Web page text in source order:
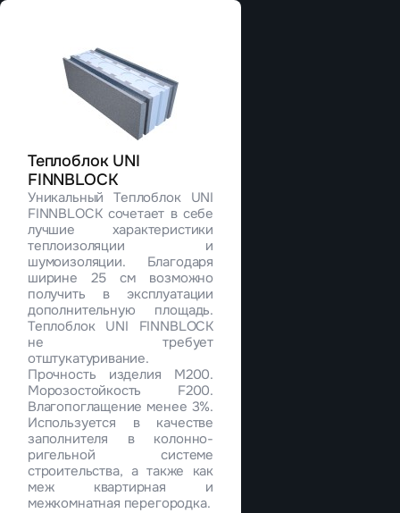
Теплоблок UNI
FINNBLOCK
Уникальный Теплоблок UNI
FINNBLOCK сочетает в себе
лучшие характеристики
теплоизоляции и
шумоизоляции. Благодаря
ширине 25 см возможно
получить в эксплуатации
дополнительную площадь.
Теплоблок UNI FINNBLOCK
не требует
отштукатуривание.
Прочность изделия М200.
Морозостойкость F200.
Влагопоглащение менее 3%.
Используется в качестве
заполнителя в колонно-
ригельной системе
строительства, а также как
меж квартирная и
межкомнатная перегородка.